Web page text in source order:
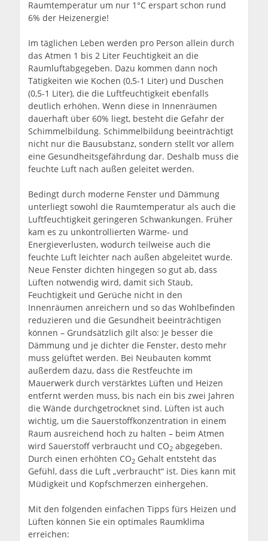
Raumtemperatur um nur 1°C erspart schon rund
6% der Heizenergie!
Im täglichen Leben werden pro Person allein durch
das Atmen 1 bis 2 Liter Feuchtigkeit an die
Raumluftabgegeben. Dazu kommen dann noch
Tätigkeiten wie Kochen (0,5-1 Liter) und Duschen
(0,5-1 Liter), die die Luftfeuchtigkeit ebenfalls
deutlich erhöhen. Wenn diese in Innenräumen
dauerhaft über 60% liegt, besteht die Gefahr der
Schimmelbildung. Schimmelbildung beeinträchtigt
nicht nur die Bausubstanz, sondern stellt vor allem
eine Gesundheitsgefährdung dar. Deshalb muss die
feuchte Luft nach außen geleitet werden.
Bedingt durch moderne Fenster und Dämmung
unterliegt sowohl die Raumtemperatur als auch die
Luftfeuchtigkeit geringeren Schwankungen. Früher
kam es zu unkontrollierten Wärme- und
Energieverlusten, wodurch teilweise auch die
feuchte Luft leichter nach außen abgeleitet wurde.
Neue Fenster dichten hingegen so gut ab, dass
Lüften notwendig wird, damit sich Staub,
Feuchtigkeit und Gerüche nicht in den
Innenräumen anreichern und so das Wohlbefinden
reduzieren und die Gesundheit beeinträchtigen
können – Grundsätzlich gilt also: Je besser die
Dämmung und je dichter die Fenster, desto mehr
muss gelüftet werden. Bei Neubauten kommt
außerdem dazu, dass die Restfeuchte im
Mauerwerk durch verstärktes Lüften und Heizen
entfernt werden muss, bis nach ein bis zwei Jahren
die Wände durchgetrocknet sind. Lüften ist auch
wichtig, um die Sauerstoffkonzentration in einem
Raum ausreichend hoch zu halten – beim Atmen
wird Sauerstoff verbraucht und CO2 abgegeben.
Durch einen erhöhten CO2 Gehalt entsteht das
Gefühl, dass die Luft „verbraucht“ ist. Dies kann mit
Müdigkeit und Kopfschmerzen einhergehen.
Mit den folgenden einfachen Tipps fürs Heizen und
Lüften können Sie ein optimales Raumklima
erreichen: